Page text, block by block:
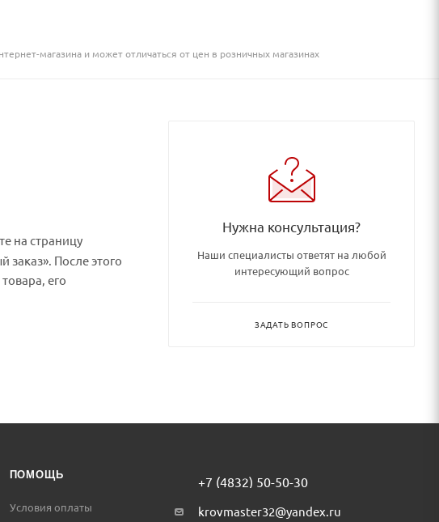
магазина и может отличаться от цен в розничных магазинах
на страницу
После этого
его
наличным или
Нужна консультация?
Наши специалисты ответят на любой
интересующий вопрос
ЗАДАТЬ ВОПРОС
ПОМОЩЬ
Условия оплаты
+7 (4832) 50-50-30
krovmaster32@yandex.ru